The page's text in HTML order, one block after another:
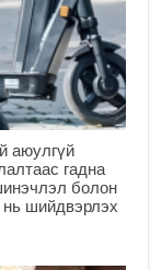
аюулгүй
гадна
болон
нь шийдвэрлэх